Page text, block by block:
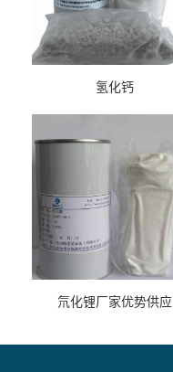
氢化钙
氘化锂厂家优势供应